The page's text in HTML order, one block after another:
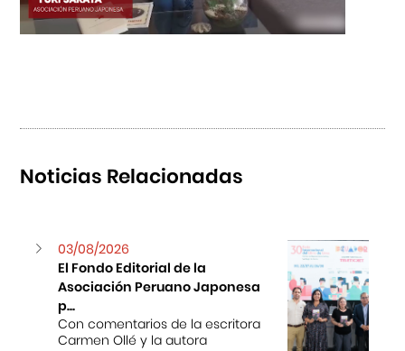
Noticias Relacionadas
03/08/2026
El Fondo Editorial de la
Asociación Peruano Japonesa
p...
Con comentarios de la escritora
Carmen Ollé y la autora